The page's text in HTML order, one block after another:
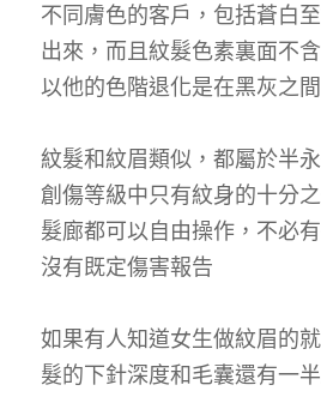
不同膚色的客戶，包括蒼白
出來，而且紋髮色素裏面不
以他的色階退化是在黑灰之間
紋髮和紋眉類似，都屬於半
創傷等級中只有紋身的十分
髮廊都可以自由操作，不必
沒有既定傷害報告
如果有人知道女生做紋眉的
髮的下針深度和毛囊還有一